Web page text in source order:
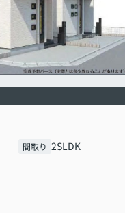
間取り 2SLDK